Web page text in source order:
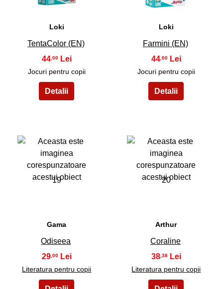
Loki
TentaColor (EN)
44 ,00
Jocuri pentru copii
Loki
Farmini (EN)
44 ,00
Jocuri pentru copii
19
Gama
Odiseea
29,00
Literatura pentru copii
20
Arthur
Coraline
38 ,38
Literatura pentru copii